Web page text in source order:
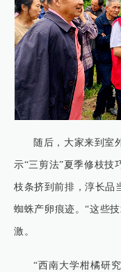
随后，大家来到室
示“三剪法”夏季修枝技
枝条挤到前排，淳长品
蜘蛛产卵痕迹。“这些
激。
“西南大学柑橘研